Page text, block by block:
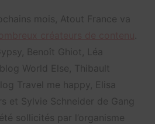
mois, Atout France va
Benoît Ghiot, Léa
World Else, Thibault
Travel me happy, Elisa
et Sylvie Schneider de Gang
sollicités par l’organisme